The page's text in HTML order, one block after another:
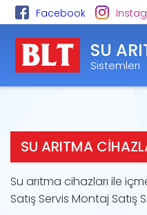
Facebook
SU
Sistemleri
SU ARITMA
Su arıtma cihazları ile
Satış Servis Montaj Satış